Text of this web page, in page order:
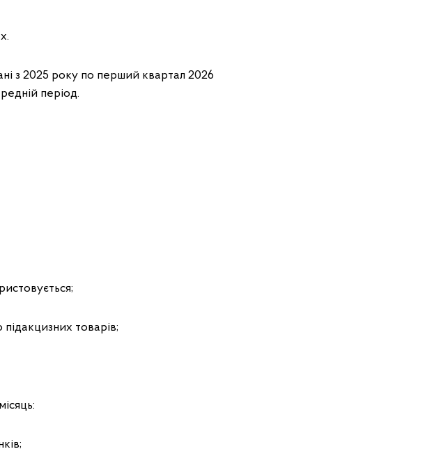
з 2025 року по перший квартал 2026
період.
товарів;